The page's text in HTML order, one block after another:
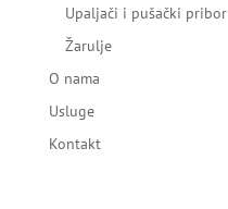
Upaljači i pušački pribor
Žarulje
O nama
Usluge
Kontakt